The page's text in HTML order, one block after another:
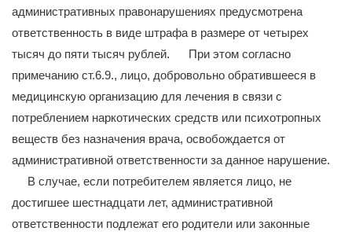
административных правонарушениях предусмотрена
ответственность в виде штрафа в размере от четырех
тысяч до пяти тысяч рублей. При этом согласно
примечанию ст.6.9., лицо, добровольно обратившееся в
медицинскую организацию для лечения в связи с
потреблением наркотических средств или психотропных
веществ без назначения врача, освобождается от
административной ответственности за данное нарушение.
В случае, если потребителем является лицо, не
достигшее шестнадцати лет, административной
ответственности подлежат его родители или законные